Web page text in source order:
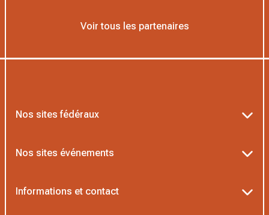
Voir tous les partenaires
Nos sites fédéraux
Nos sites événements
Informations et contact